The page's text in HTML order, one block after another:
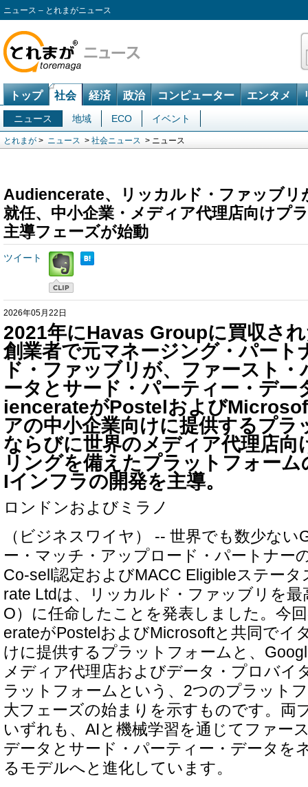
ニュース – とれまがニュース
トップ 社会 経済 政治 コンピューター エンタメ
ニュース 地域 ECO イベント
とれまが > ニュース > 社会ニュース > ニュース
Audiencerate、リッカルド・ファッブリ
就任、中小企業・メディア代理店向けプ
主導フェーズが始動
ツイート
2026年05月22日
2021年にHavas Groupに買収さ
創業者で元マネージング・パート
ド・ファッブリが、ファースト
ータとサード・パーティー・デー
iencerateがPostelおよび
アの中小企業向けに提供するプラ
ならびに世界のメディア代理店向
リングを備えたプラットフォー
Iインフラの開発を主導。
ロンドンおよびミラノ
（ビジネスワイヤ） -- 世界でも数少な
ー・マッチ・アップロード・パートナー
Co-sell認定およびMACC Eligibleステー
rate Ltdは、リッカルド・ファッブリを最
O）に任命したことを発表しました。今
erateがPostelおよびMicrosoftと共同でイ
けに提供するプラットフォームと、
メディア代理店およびデータ・プロバイ
ラットフォームという、2つのプラット
大フェーズの始まりを示すものです。両
いずれも、AIと機械学習を通じてファー
データとサード・パーティー・データを
るモデルへと進化しています。